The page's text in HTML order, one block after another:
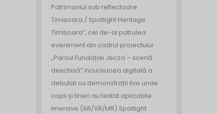
Patrimoniul sub reflectoare
Timișoara / Spotlight Heritage
Timișoara”, cel de-al patrulea
eveniment din cadrul proiectului
„Parcul Fundației Jecza – scenă
deschisă”.Incursiunea digitală a
debutat cu demonstrații live unde
copii și tineri au testat aplicațiile
imersive (AR/VR/MR) Spotlight